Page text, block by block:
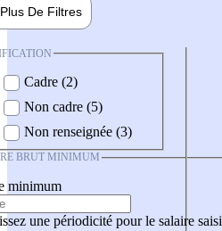
Plus De Filtres
Cadre (2)
Non cadre (5)
Non renseignée (3)
BRUT MINIMUM
minimum
une périodicité pour le salaire saisi